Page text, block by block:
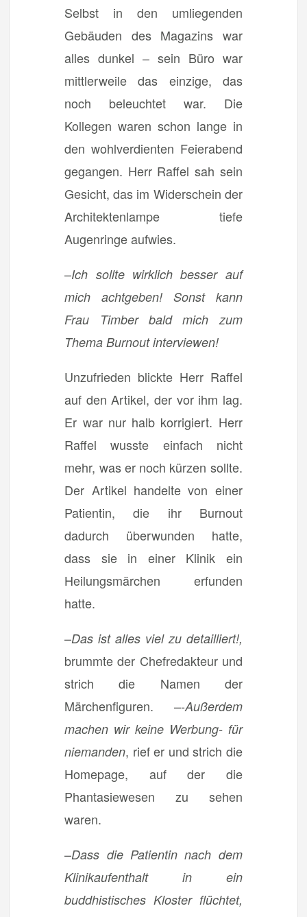
Selbst in den umliegenden
Gebäuden des Magazins war
alles dunkel – sein Büro war
mittlerweile das einzige, das
noch beleuchtet war. Die
Kollegen waren schon lange in
den wohlverdienten Feierabend
gegangen. Herr Raffel sah sein
Gesicht, das im Widerschein der
Architektenlampe tiefe
Augenringe aufwies.
–Ich sollte wirklich besser auf
mich achtgeben! Sonst kann
Frau Timber bald mich zum
Thema Burnout interviewen!
Unzufrieden blickte Herr Raffel
auf den Artikel, der vor ihm lag.
Er war nur halb korrigiert. Herr
Raffel wusste einfach nicht
mehr, was er noch kürzen sollte.
Der Artikel handelte von einer
Patientin, die ihr Burnout
dadurch überwunden hatte,
dass sie in einer Klinik ein
Heilungsmärchen erfunden
hatte.
–Das ist alles viel zu detailliert!,
brummte der Chefredakteur und
strich die Namen der
Märchenfiguren. –-Außerdem
machen wir keine Werbung- für
niemanden, rief er und strich die
Homepage, auf der die
Phantasiewesen zu sehen
waren.
–Dass die Patientin nach dem
Klinikaufenthalt in ein
buddhistisches Kloster flüchtet,